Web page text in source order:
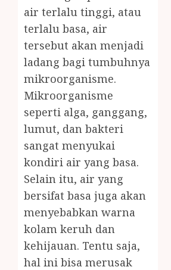
air terlalu tinggi, atau
terlalu basa, air
tersebut akan menjadi
ladang bagi tumbuhnya
mikroorganisme.
Mikroorganisme
seperti alga, ganggang,
lumut, dan bakteri
sangat menyukai
kondiri air yang basa.
Selain itu, air yang
bersifat basa juga akan
menyebabkan warna
kolam keruh dan
kehijauan. Tentu saja,
hal ini bisa merusak